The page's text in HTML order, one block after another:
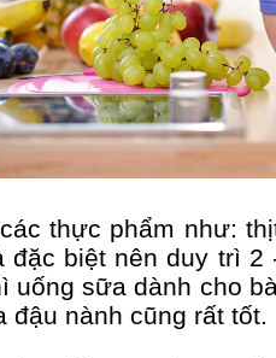
thực phẩm như:
đặc biệt nên duy trì 2
uống sữa dành cho
đậu nành cũng rất tốt.